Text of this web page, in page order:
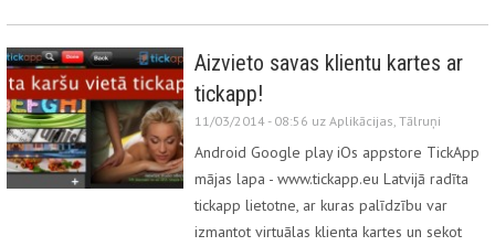
Aizvieto savas klientu kartes ar
tickapp!
11/03/2014 - 08:56 uz Aplikācijas Tālruņi
Android Google play iOs appstore TickApp
mājas lapa - www.tickapp.eu Latvijā radīta
tickapp lietotne, ar kuras palīdzību var
izmantot virtuālas klienta kartes un sekot